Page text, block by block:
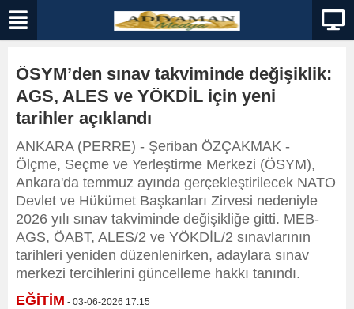
ÖSYM’den sınav takviminde değişiklik:
AGS, ALES ve YÖKDİL için yeni
tarihler açıklandı
ANKARA (PERRE) - Şeriban ÖZÇAKMAK -
Ölçme, Seçme ve Yerleştirme Merkezi (ÖSYM),
Ankara'da temmuz ayında gerçekleştirilecek NATO
Devlet ve Hükümet Başkanları Zirvesi nedeniyle
2026 yılı sınav takviminde değişikliğe gitti. MEB-
AGS, ÖABT, ALES/2 ve YÖKDİL/2 sınavlarının
tarihleri yeniden düzenlenirken, adaylara sınav
merkezi tercihlerini güncelleme hakkı tanındı.
EĞİTİM - 03-06-2026 17:15